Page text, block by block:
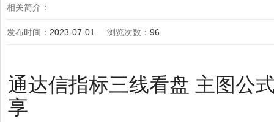
相关简介：
发布时间： 2023-07-01 浏览次数： 96
通达信指标三线看盘 主图公
享